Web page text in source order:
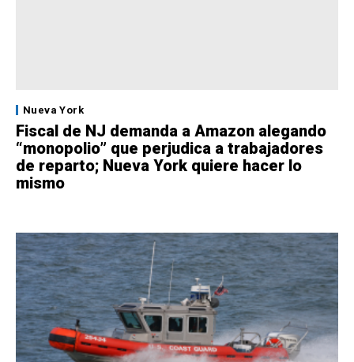
Nueva York
Fiscal de NJ demanda a Amazon alegando
“monopolio” que perjudica a trabajadores
de reparto; Nueva York quiere hacer lo
mismo